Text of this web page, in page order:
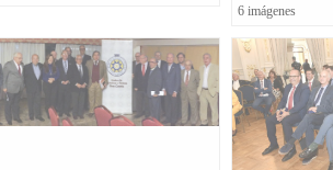
6 imágenes